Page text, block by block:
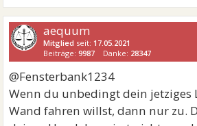
aequum
Mitglied seit: 17.05.2021
Beiträge:9987 Danke: 28347
@Fensterbank1234
Wenn du unbedingt dein jetziges
Wand fahren willst, dann nur zu.